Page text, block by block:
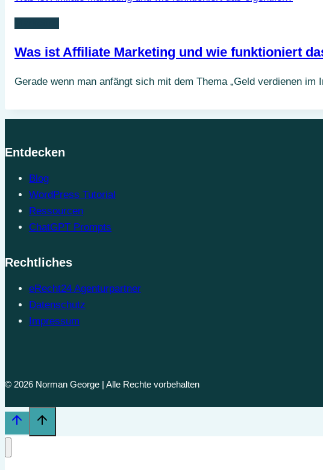
Was ist Affiliate Marketing und wie funktioniert
Gerade wenn man anfängt sich mit dem Thema „Geld verdienen
Entdecken
Blog
WordPress Tutorial
Ressourcen
ChatGPT Prompts
Rechtliches
eRecht24 Agenturpartner
Datenschutz
Impressum
© 2026 Norman George | Alle Rechte vorbehalten